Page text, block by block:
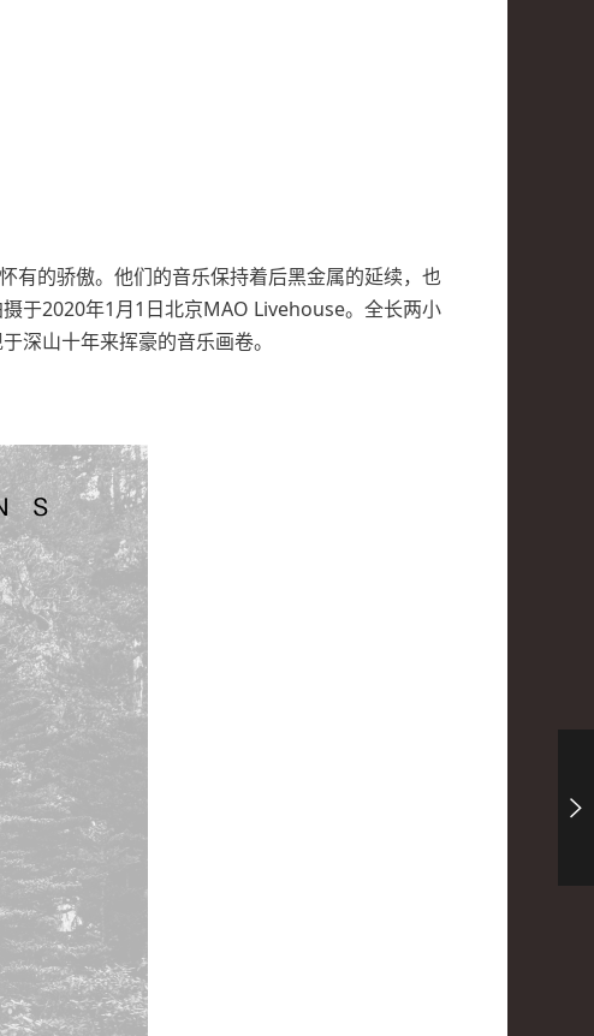
有的骄傲。他们的音乐保持着后黑金属的延续，也
于2020年1月1日北京MAO Livehouse。全长两小
深山十年来挥豪的音乐画卷。